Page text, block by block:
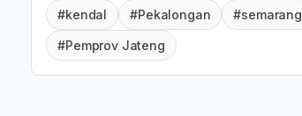
#kendal #Pekalongan #semarang
#Pemprov Jateng